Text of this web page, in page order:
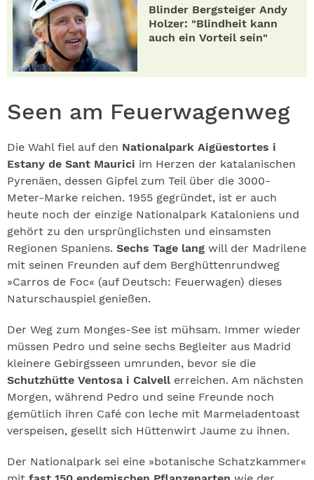
Blinder Bergsteiger Andy
Holzer: "Blindheit kann
auch ein Vorteil sein"
Seen am Feuerwagenweg
Die Wahl fiel auf den Nationalpark Aigüestortes i
Estany de Sant Maurici im Herzen der katalanischen
Pyrenäen, dessen Gipfel zum Teil über die 3000-
Meter-Marke reichen. 1955 gegründet, ist er auch
heute noch der einzige Nationalpark Kataloniens und
gehört zu den ursprünglichsten und einsamsten
Regionen Spaniens. Sechs Tage lang will der Madrilene
mit seinen Freunden auf dem Berghüttenrundweg
»Carros de Foc« (auf Deutsch: Feuerwagen) dieses
Naturschauspiel genießen.
Der Weg zum Monges-See ist mühsam. Immer wieder
müssen Pedro und seine sechs Begleiter aus Madrid
kleinere Gebirgsseen umrunden, bevor sie die
Schutzhütte Ventosa i Calvell erreichen. Am nächsten
Morgen, während Pedro und seine Freunde noch
gemütlich ihren Café con leche mit Marmeladentoast
verspeisen, gesellt sich Hüttenwirt Jaume zu ihnen.
Der Nationalpark sei eine »botanische Schatzkammer«